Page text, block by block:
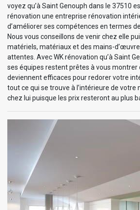
voyez qu’à Saint Genouph dans le 37510
rénovation une entreprise rénovation
d’améliorer ses compétences en termes
Nous vous conseillons de venir chez elle
matériels, matériaux et des mains-
attentes. Avec WK rénovation qu’à Saint
ses équipes restent prêtes à vous montrer
deviennent efficaces pour redorer votre
tout ce qui se trouve à l’intérieure de votre
chez lui puisque les prix resteront au plus